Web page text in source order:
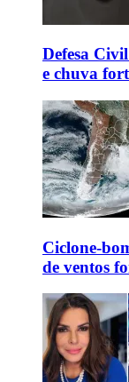
Defesa
e chuva
Ciclone-
de ventos